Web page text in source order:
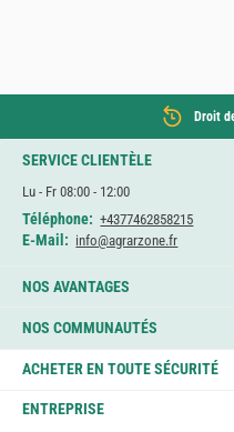
Droit
SERVICE CLIENTÈLE
Lu - Fr 08:00 - 12:00
Téléphone: +4377462858215
E-Mail: info@agrarzone.fr
NOS AVANTAGES
NOS COMMUNAUTÉS
ACHETER EN TOUTE SÉCURITÉ
ENTREPRISE